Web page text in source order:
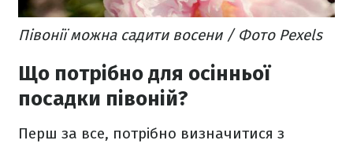
Півонії можна садити восени / Фото Pexels
Що потрібно для осінньої
посадки півоній?
Перш за все, потрібно визначитися з